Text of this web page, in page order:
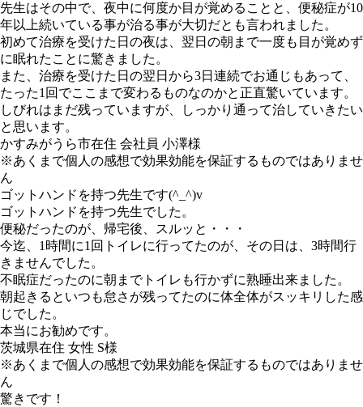
先生はその中で、夜中に何度か目が覚めることと、便秘症が10
年以上続いている事が治る事が大切だとも言われました。
初めて治療を受けた日の夜は、翌日の朝まで一度も目が覚めず
に眠れたことに驚きました。
また、治療を受けた日の翌日から3日連続でお通じもあって、
たった1回でここまで変わるものなのかと正直驚いています。
しびれはまだ残っていますが、しっかり通って治していきたい
と思います。
かすみがうら市在住 会社員 小澤様
※あくまで個人の感想で効果効能を保証するものではありませ
ん
ゴットハンドを持つ先生です(^_^)v
ゴットハンドを持つ先生でした。
便秘だったのが、帰宅後、スルッと・・・
今迄、1時間に1回トイレに行ってたのが、その日は、3時間行
きませんでした。
不眠症だったのに朝までトイレも行かずに熟睡出来ました。
朝起きるといつも怠さが残ってたのに体全体がスッキリした感
じでした。
本当にお勧めです。
茨城県在住 女性 S様
※あくまで個人の感想で効果効能を保証するものではありませ
ん
驚きです！